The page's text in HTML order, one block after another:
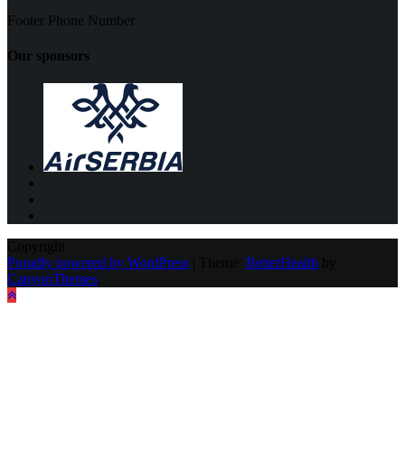
Footer Phone Number
Our sponsors
Proudly powered by WordPress
BetterHealth
CanyonThemes